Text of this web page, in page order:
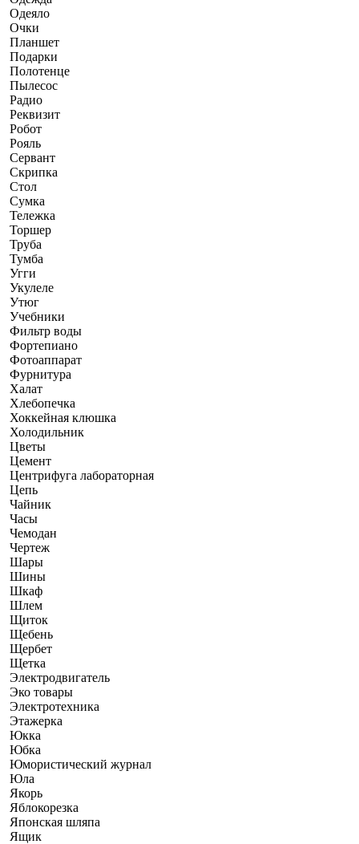
Одеяло
Очки
Планшет
Подарки
Полотенце
Пылесос
Радио
Реквизит
Робот
Рояль
Сервант
Скрипка
Стол
Сумка
Тележка
Торшер
Труба
Тумба
Угги
Укулеле
Утюг
Учебники
Фильтр воды
Фортепиано
Фотоаппарат
Фурнитура
Халат
Хлебопечка
Хоккейная клюшка
Холодильник
Цветы
Цемент
Центрифуга лабораторная
Цепь
Чайник
Часы
Чемодан
Чертеж
Шары
Шины
Шкаф
Шлем
Щиток
Щебень
Щербет
Щетка
Электродвигатель
Эко товары
Электротехника
Этажерка
Юкка
Юбка
Юмористический журнал
Юла
Якорь
Яблокорезка
Японская шляпа
Ящик